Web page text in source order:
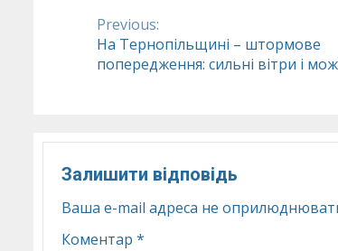
Continue
Reading
Previous:
На Тернопільщині – штормове
попередження: сильні вітри і
Залишити відповідь
Ваша e-mail адреса не
Коментар *